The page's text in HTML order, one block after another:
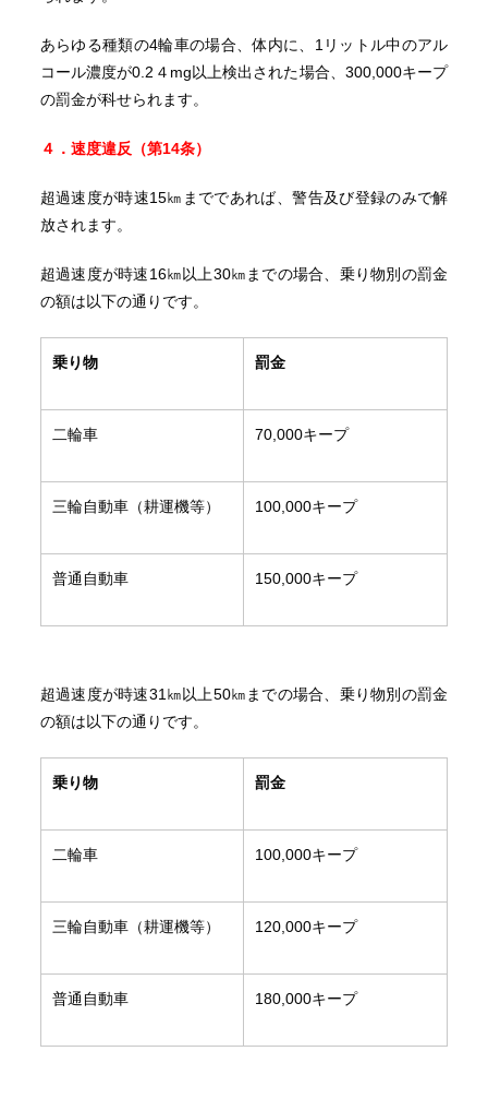
あらゆる種類の4輪車の場合、体内に、1リットル中のアル
コール濃度が0.2４mg以上検出された場合、300,000キープ
の罰金が科せられます。
４．速度違反（第14条）
超過速度が時速15㎞までであれば、警告及び登録のみで解
放されます。
超過速度が時速16㎞以上30㎞までの場合、乗り物別の罰金
の額は以下の通りです。
乗り物 罰金
二輪車 70,000キープ
三輪自動車（耕運機等） 100,000キープ
普通自動車 150,000キープ
超過速度が時速31㎞以上50㎞までの場合、乗り物別の罰金
の額は以下の通りです。
乗り物 罰金
二輪車 100,000キープ
三輪自動車（耕運機等） 120,000キープ
普通自動車 180,000キープ